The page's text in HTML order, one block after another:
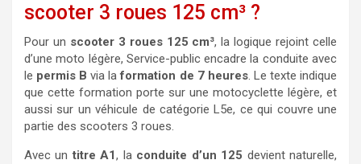
scooter 3 roues 125 cm³ ?
Pour un scooter 3 roues 125 cm³, la logique rejoint celle
d’une moto légère, Service-public encadre la conduite avec
le permis B via laformation de 7 heures. Le texte indique
que cette formation porte sur une motocyclette légère, et
aussi sur un véhicule de catégorie L5e, ce qui couvre une
partie des scooters 3 roues.
Avec untitre A1, la conduite d’un 125 devient naturelle,